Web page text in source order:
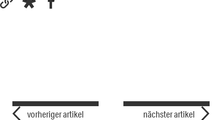
vorheriger artikel nächster artikel